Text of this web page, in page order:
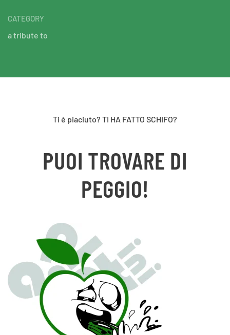
CATEGORY
a tribute to
Ti è piaciuto? TI HA FATTO SCHIFO?
PUOI TROVARE DI
PEGGIO!